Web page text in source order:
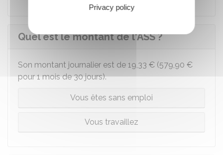
Quel est le montant de l'ASS ?
Son montant journalier est de 19,33 € (579,90 €
pour 1 mois de 30 jours).
Vous êtes sans emploi
Vous travaillez
Privacy policy